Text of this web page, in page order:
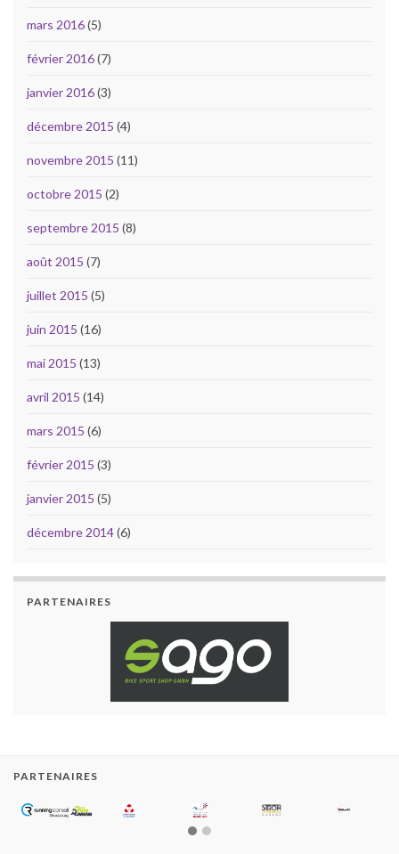
mars 2016(5)
février 2016(7)
janvier 2016(3)
décembre 2015 (4)
novembre 2015 (11)
octobre 2015 (2)
septembre 2015 (8)
août 2015 (7)
juillet 2015 (5)
juin 2015 (16)
mai 2015 (13)
avril 2015 (14)
mars 2015 (6)
février 2015 (3)
janvier 2015 (5)
décembre 2014(6)
PARTENAIRES